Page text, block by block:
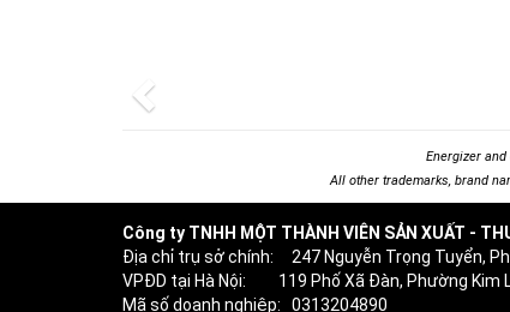
Previous
Energizer
All other trademarks, brand
Công ty TNHH MỘT THÀNH VIÊN SẢN XUẤT -
Địa chỉ trụ sở chính: 247 Nguyễn Trọng Tuyển,
VPĐD tại Hà Nội: 119 Phố Xã Đàn, Phường Kim
Mã số doanh nghiệp: 0313204890